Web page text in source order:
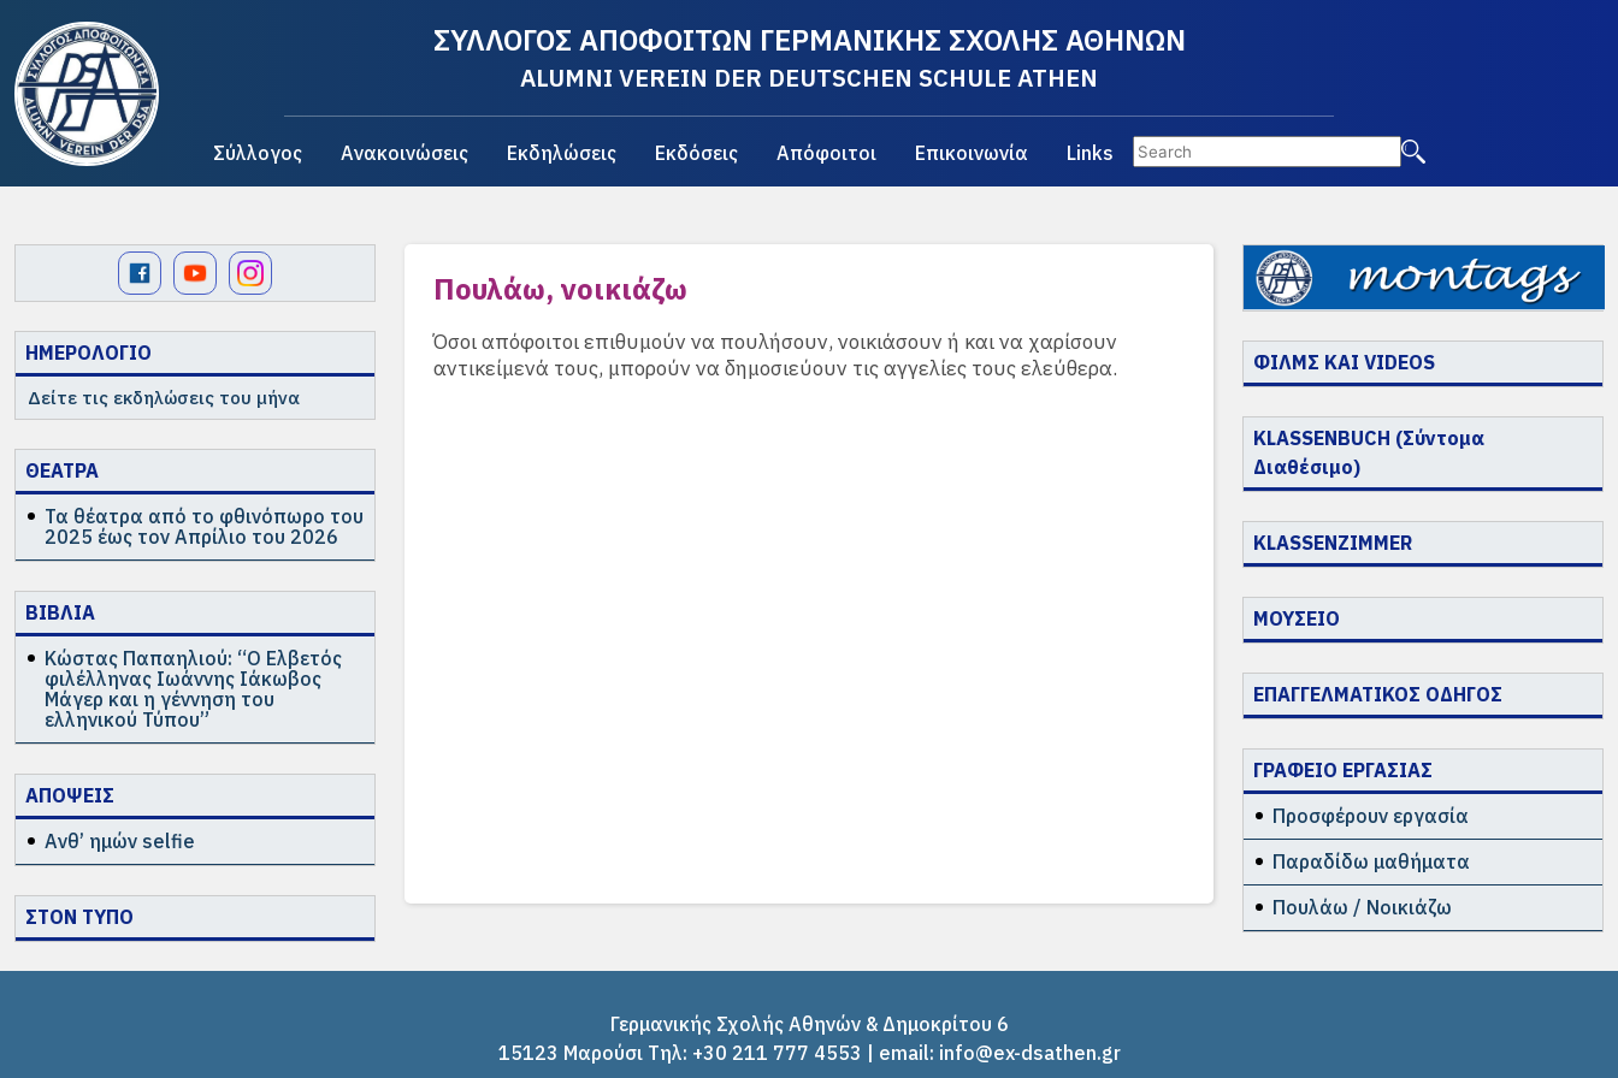
ΣΥΛΛΟΓΟΣ ΑΠΟΦΟΙΤΩΝ ΓΕΡΜΑΝΙΚΗΣ ΣΧΟΛΗΣ ΑΘΗΝΩΝ
ALUMNI VEREIN DER DEUTSCHEN SCHULE ATHEN
Σύλλογος Ανακοινώσεις Εκδηλώσεις Εκδόσεις Απόφοιτοι Επικοινωνία Links
ΗΜΕΡΟΛΟΓΙΟ
Δείτε τις εκδηλώσεις του μήνα
ΘΕΑΤΡΑ
Τα θέατρα από το φθινόπωρο του
2025 έως τον Απρίλιο του 2026
ΒΙΒΛΙΑ
Κώστας Παπαηλιού: “Ο Ελβετός
φιλέλληνας Ιωάννης Ιάκωβος
Μάγερ και η γέννηση του
ελληνικού Τύπου”
ΑΠΟΨΕΙΣ
Ανθ’ ημών selfie
ΣΤΟΝ ΤΥΠΟ
Πουλάω, νοικιάζω
Όσοι απόφοιτοι επιθυμούν να πουλήσουν, νοικιάσουν ή και να χαρίσουν
αντικείμενά τους, μπορούν να δημοσιεύουν τις αγγελίες τους ελεύθερα.
ΦΙΛΜΣ ΚΑΙ VIDEOS
KLASSENBUCH (Σύντομα
Διαθέσιμο)
KLASSENZIMMER
ΜΟΥΣΕΙΟ
ΕΠΑΓΓΕΛΜΑΤΙΚΟΣ ΟΔΗΓΟΣ
ΓΡΑΦΕΙΟ ΕΡΓΑΣΙΑΣ
Προσφέρουν εργασία
Παραδίδω μαθήματα
Πουλάω / Νοικιάζω
Γερμανικής Σχολής Αθηνών & Δημοκρίτου 6
15123 Μαρούσι Tηλ: +30 211 777 4553 | email: info@ex-dsathen.gr